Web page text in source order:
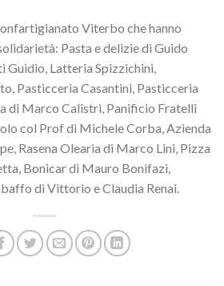
Viterbo che hanno
Pasta e delizie di Guido
Guidio, Latteria Spizzichini,
Pasticceria Casantini, Pasticceria
di Marco Calistri, Panificio Fratelli
col Prof di Michele Corba, Azienda
Rasena Olearia di Marco Lini, Pizza
Bonicar di Mauro Bonifazi,
di Vittorio e Claudia Renai.